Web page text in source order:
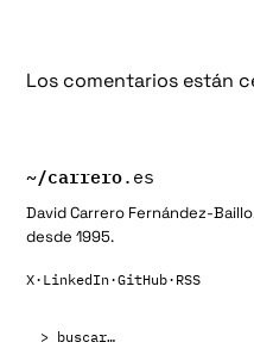
Los comentarios están
~/carrero.es
David Carrero Fernández-
desde 1995.
X· LinkedIn·GitHub· RSS